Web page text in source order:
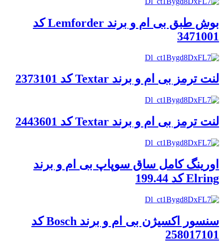
بوش طبق بی ام و برند Lemforder کد
3471001
لنت ترمز بی ام و برند Textar کد 2373101
لنت ترمز بی ام و برند Textar کد 2443601
اورینگ کامل ساق سوپاپ بی ام و برند
Elring کد 199.44
سنسور اکسیژن بی ام و برند Bosch کد
258017101